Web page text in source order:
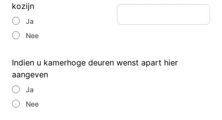
kozijn
Ja
Nee
Indien u kamerhoge deuren wenst apart hier
aangeven
Ja
Nee